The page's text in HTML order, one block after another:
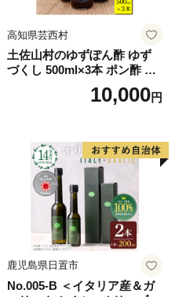
高知県芸西村
土佐山村のゆずぽん酢 ゆず
づくし 500ml×3本 ポン酢 ポ
ンズ ゆず 柚子 調味料 さっぱ
り 美味しい おいしい 鍋 しゃ
10,000円
鹿児島県日置市
No.005-B ＜イタリア産＆ガ